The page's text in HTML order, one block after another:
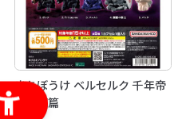
まちぼうけ ベルセルク 千年帝
国の鷹篇